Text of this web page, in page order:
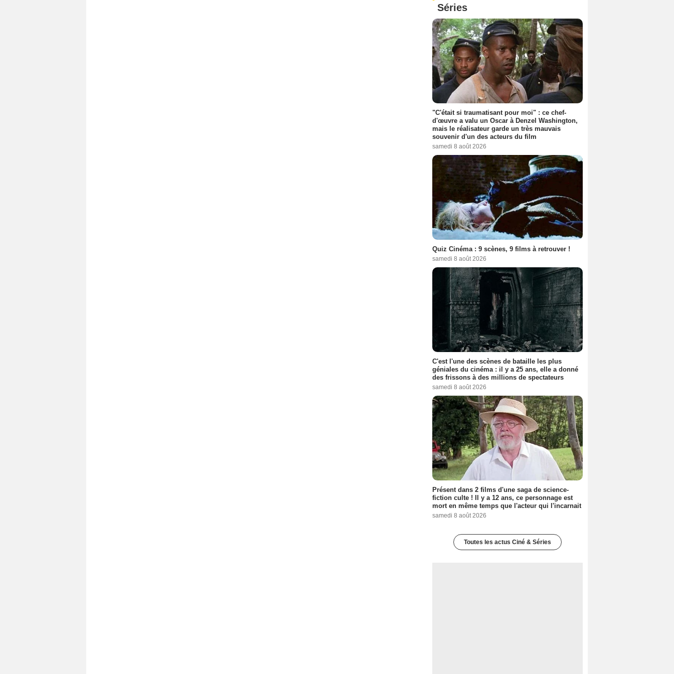
Séries
"C'était si traumatisant pour moi" : ce chef-
d'œuvre a valu un Oscar à Denzel Washington,
mais le réalisateur garde un très mauvais
souvenir d'un des acteurs du film
samedi 8 août 2026
Quiz Cinéma : 9 scènes, 9 films à retrouver !
samedi 8 août 2026
C'est l'une des scènes de bataille les plus
géniales du cinéma : il y a 25 ans, elle a donné
des frissons à des millions de spectateurs
samedi 8 août 2026
Présent dans 2 films d'une saga de science-
fiction culte ! Il y a 12 ans, ce personnage est
mort en même temps que l'acteur qui l'incarnait
samedi 8 août 2026
Toutes les actus Ciné & Séries